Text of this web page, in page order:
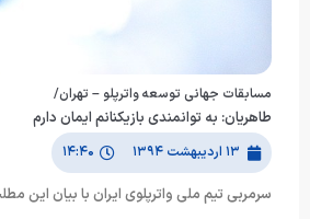
مسابقات جهانی توسعه واترپلو – تهران/
طاهریان: به توانمندی بازیکنانم ایمان دارم
۱۳ اردیبهشت ۱۳۹۴ ۱۴:۴۰
سرمربي تيم ملي واترپلوي ايران با بيان اين